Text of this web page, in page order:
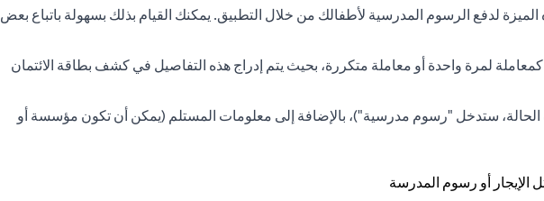
لدفع الرسوم المدرسية لأطفالك من خلال التطبيق. يمكنك القيام بذلك بسهولة باتباع بعض
لمرة واحدة أو معاملة متكررة، بحيث يتم إدراج هذه التفاصيل في كشف بطاقة الائتمان
ستدخل "رسوم مدرسية")، بالإضافة إلى معلومات المستلم (يمكن أن تكون مؤسسة أو